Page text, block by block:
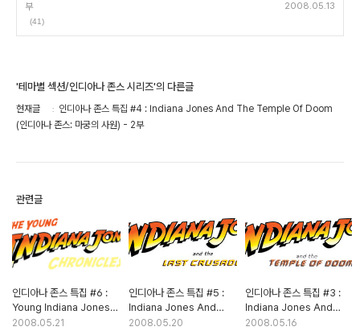
부
(41)
2008.05.13
'테마별 섹션/인디아나 존스 시리즈'의 다른글
현재글
인디아나 존스 특집 #4 : Indiana Jones And The Temple Of Doom
(인디아나 존스: 마궁의 사원) - 2부
관련글
인디아나 존스 특집 #6 :
Young Indiana Jones
Chronocles (영 인디아나
2008.05.21
인디아나 존스 특집 #5 :
Indiana Jones And
The Last Crusade
2008.05.20
인디아나 존스 특집 #3 :
Indiana Jones And
The Temple Of Doom
2008.05.16